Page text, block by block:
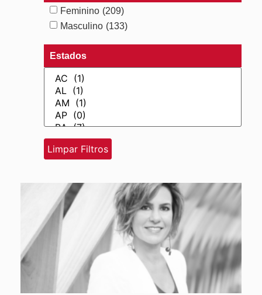
Feminino (209)
Masculino (133)
Estados